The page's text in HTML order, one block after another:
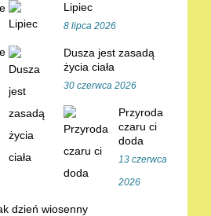
Lipiec
8 lipca 2026
Dusza jest zasadą
życia ciała
30 czerwca 2026
Przyroda
czaru ci
doda
13 czerwca
2026
dzień wiosenny